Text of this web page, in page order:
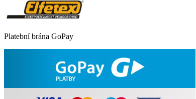
Platební brána GoPay